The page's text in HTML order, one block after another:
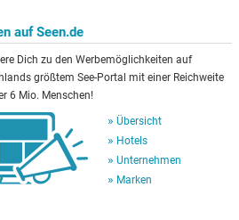
auf Seen.de
Dich zu den Werbemöglichkeiten auf
größtem See-Portal mit einer Reichweite
6 Mio. Menschen!
Übersicht
Hotels
Unternehmen
Marken